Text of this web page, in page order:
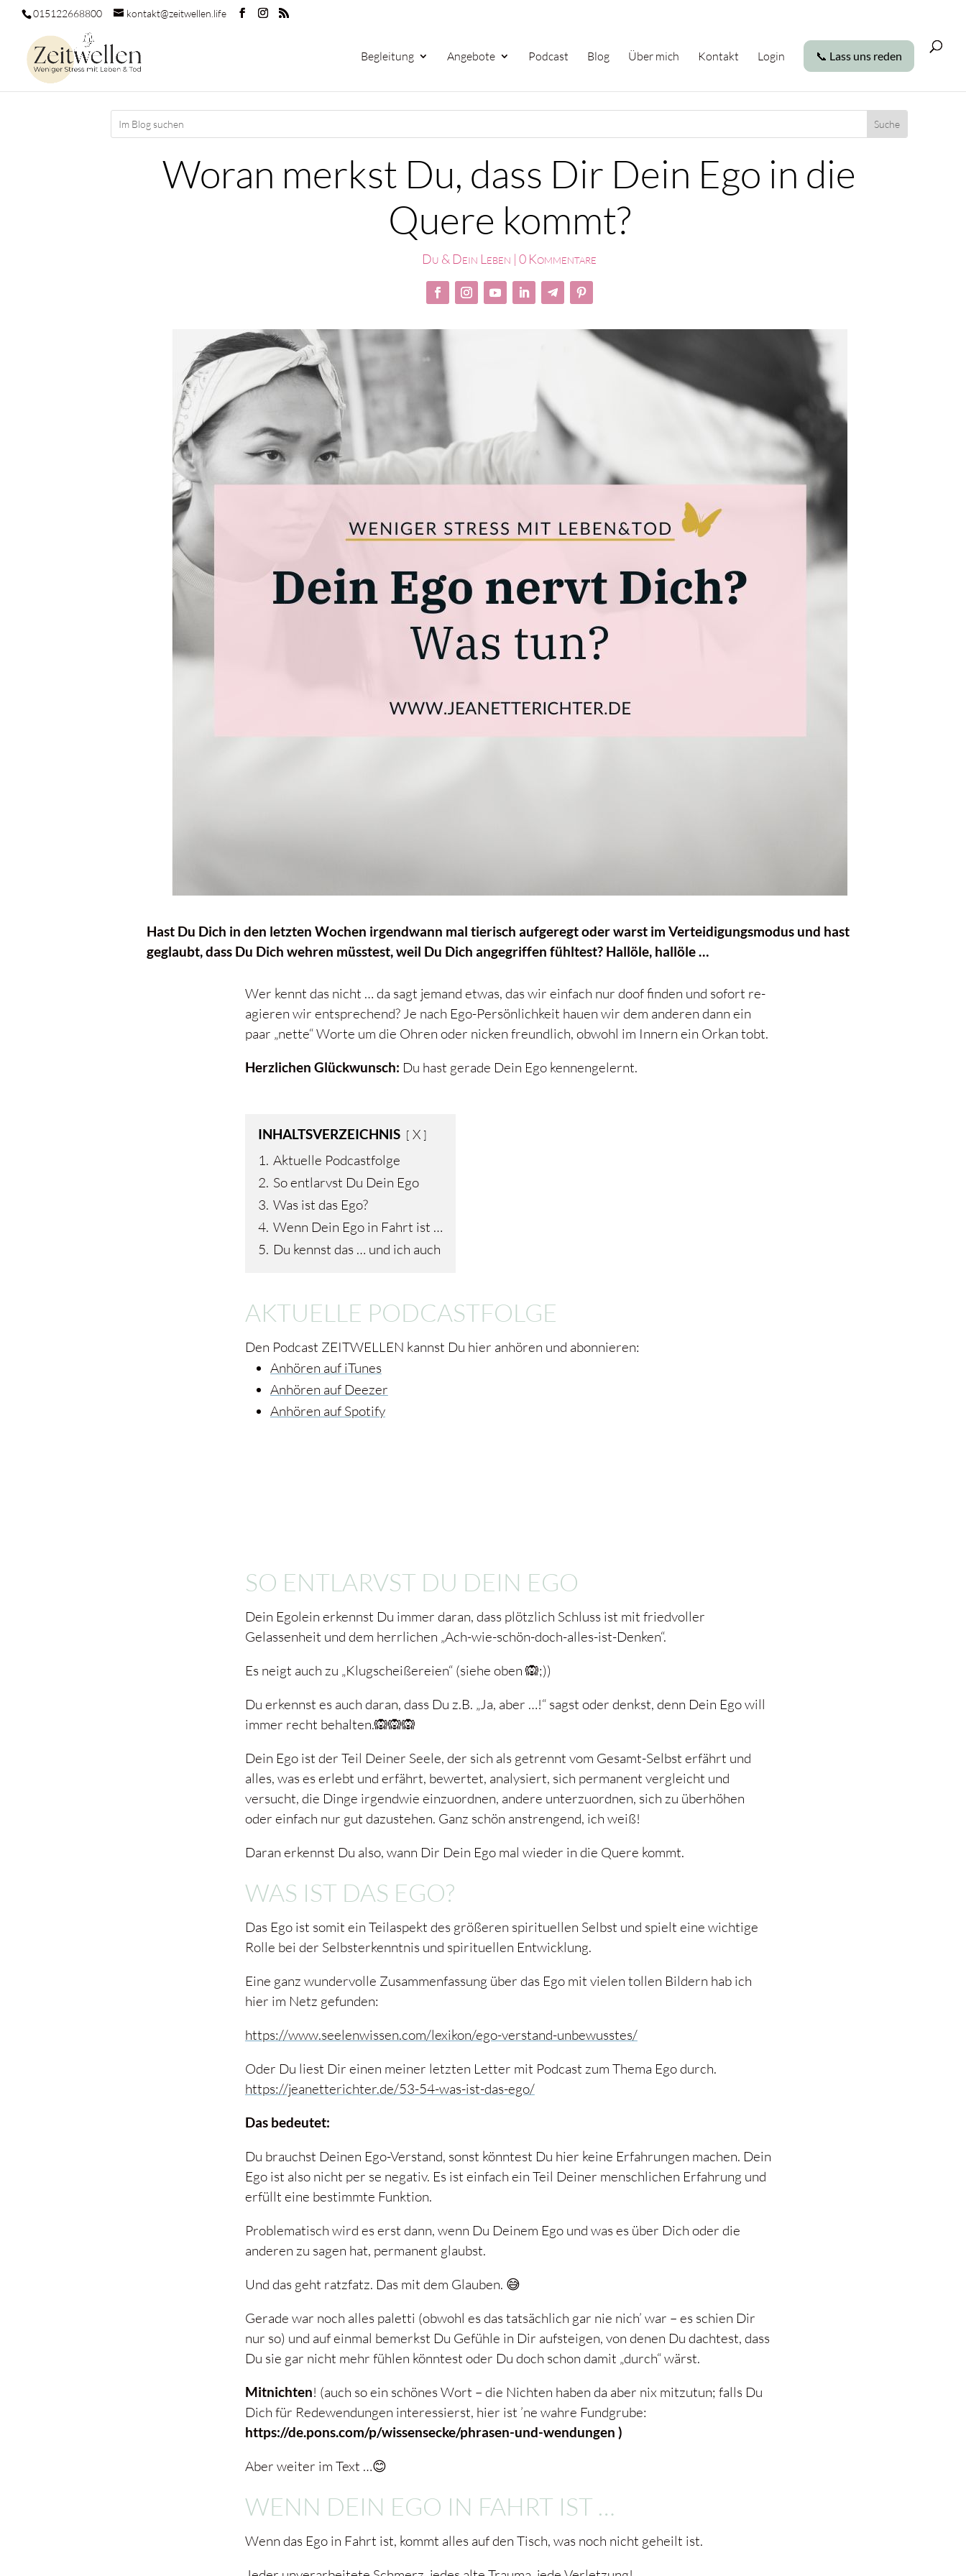
015122668800 kontakt@zeitwellen.life
Begleitung Angebote Podcast Blog Über mich Kontakt Login 📞 Lass uns reden
Woran merkst Du, dass Dir Dein Ego in die
Quere kommt?
Du & Dein Leben | 0 Kommentare
Hast Du Dich in den letzten Wochen irgendwann mal tierisch aufgeregt oder warst im Verteidigungsmodus und hast
geglaubt, dass Du Dich wehren müsstest, weil Du Dich angegriffen fühltest? Hallöle, hallöle …
Wer kennt das nicht … da sagt jemand etwas, das wir einfach nur doof finden und sofort re-
agieren wir entsprechend? Je nach Ego-Persönlichkeit hauen wir dem anderen dann ein
paar „nette“ Worte um die Ohren oder nicken freundlich, obwohl im Innern ein Orkan tobt.
Herzlichen Glückwunsch: Du hast gerade Dein Ego kennengelernt.
INHALTSVERZEICHNIS
X
1. Aktuelle Podcastfolge
2. So entlarvst Du Dein Ego
3. Was ist das Ego?
4. Wenn Dein Ego in Fahrt ist …
5. Du kennst das … und ich auch
AKTUELLE PODCASTFOLGE
Den Podcast ZEITWELLEN kannst Du hier anhören und abonnieren:
Anhören auf iTunes
Anhören auf Deezer
Anhören auf Spotify
SO ENTLARVST DU DEIN EGO
Dein Egolein erkennst Du immer daran, dass plötzlich Schluss ist mit friedvoller
Gelassenheit und dem herrlichen „Ach-wie-schön-doch-alles-ist-Denken“.
Es neigt auch zu „Klugscheißereien“ (siehe oben 🙉;))
Du erkennst es auch daran, dass Du z.B. „Ja, aber …!“ sagst oder denkst, denn Dein Ego will
immer recht behalten.🙉🙉🙉
Dein Ego ist der Teil Deiner Seele, der sich als getrennt vom Gesamt-Selbst erfährt und
alles, was es erlebt und erfährt, bewertet, analysiert, sich permanent vergleicht und
versucht, die Dinge irgendwie einzuordnen, andere unterzuordnen, sich zu überhöhen
oder einfach nur gut dazustehen. Ganz schön anstrengend, ich weiß!
Daran erkennst Du also, wann Dir Dein Ego mal wieder in die Quere kommt.
WAS IST DAS EGO?
Das Ego ist somit ein Teilaspekt des größeren spirituellen Selbst und spielt eine wichtige
Rolle bei der Selbsterkenntnis und spirituellen Entwicklung.
Eine ganz wundervolle Zusammenfassung über das Ego mit vielen tollen Bildern hab ich
hier im Netz gefunden:
https://www.seelenwissen.com/lexikon/ego-verstand-unbewusstes/
Oder Du liest Dir einen meiner letzten Letter mit Podcast zum Thema Ego durch.
https://jeanetterichter.de/53-54-was-ist-das-ego/
Das bedeutet:
Du brauchst Deinen Ego-Verstand, sonst könntest Du hier keine Erfahrungen machen. Dein
Ego ist also nicht per se negativ. Es ist einfach ein Teil Deiner menschlichen Erfahrung und
erfüllt eine bestimmte Funktion.
Problematisch wird es erst dann, wenn Du Deinem Ego und was es über Dich oder die
anderen zu sagen hat, permanent glaubst.
Und das geht ratzfatz. Das mit dem Glauben. 😅
Gerade war noch alles paletti (obwohl es das tatsächlich gar nie nich’ war – es schien Dir
nur so) und auf einmal bemerkst Du Gefühle in Dir aufsteigen, von denen Du dachtest, dass
Du sie gar nicht mehr fühlen könntest oder Du doch schon damit „durch“ wärst.
Mitnichten! (auch so ein schönes Wort – die Nichten haben da aber nix mitzutun; falls Du
Dich für Redewendungen interessierst, hier ist ’ne wahre Fundgrube:
https://de.pons.com/p/wissensecke/phrasen-und-wendungen )
Aber weiter im Text …😊
WENN DEIN EGO IN FAHRT IST …
Wenn das Ego in Fahrt ist, kommt alles auf den Tisch, was noch nicht geheilt ist.